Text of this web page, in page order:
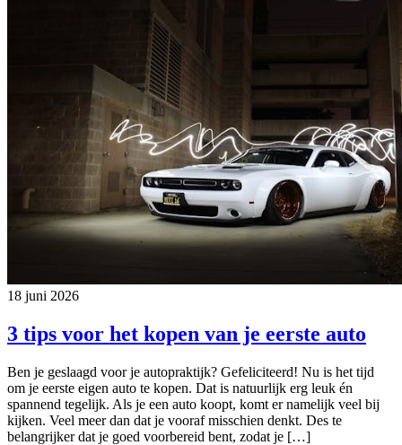
18 juni 2026
3 tips voor het kopen van je eerste auto
Ben je geslaagd voor je autopraktijk? Gefeliciteerd! Nu is het tijd
om je eerste eigen auto te kopen. Dat is natuurlijk erg leuk én
spannend tegelijk. Als je een auto koopt, komt er namelijk veel bij
kijken. Veel meer dan dat je vooraf misschien denkt. Des te
belangrijker dat je goed voorbereid bent, zodat je […]